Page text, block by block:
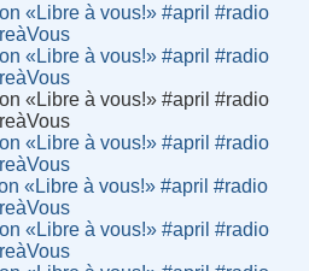
«Libre à vous!» #april #radio
«Libre à vous!» #april #radio
«Libre à vous!» #april #radio
«Libre à vous!» #april #radio
«Libre à vous!» #april #radio
«Libre à vous!» #april #radio